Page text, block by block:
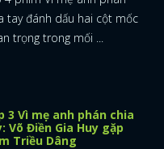
tay đánh dấu hai cột mốc
trọng trong mối ...
3 Vì mẹ anh phán chia
Võ Điền Gia Huy gặp
Triều Dâng